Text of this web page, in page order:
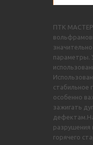
ПТК МАСТЕР
параметры.
стабильное
особенно
зажигать
разрушения
горячего